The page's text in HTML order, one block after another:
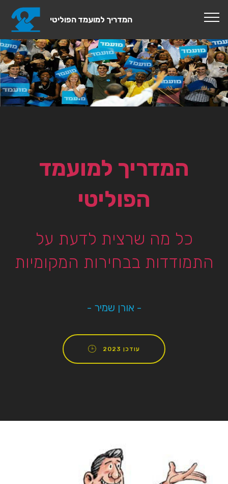
המדריך למועמד הפוליטי
המדריך למועמד
הפוליטי
כל מה שרצית לדעת על
התמודדות בבחירות המקומיות
- אורן שמיר -
עודכן 2023